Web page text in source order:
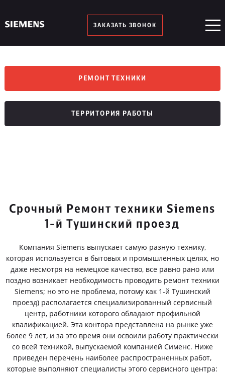
ЗАКАЗАТЬ ЗВОНОК
РЕМОНТ ТЕХНИКИ
ТЕРРИТОРИЯ РАБОТЫ
Срочный Ремонт техники Siemens
1-й Тушинский проезд
Компания Siemens выпускает самую разную технику,
которая используется в бытовых и промышленных целях, но
даже несмотря на немецкое качество, все равно рано или
поздно возникает необходимость проводить ремонт техники
Siemens; но это не проблема, потому как 1-й Тушинский
проезд) располагается специализированный сервисный
центр, работники которого обладают профильной
квалификацией. Эта контора представлена на рынке уже
более 9 лет, и за это время они освоили работу практически
со всей техникой, выпускаемой компанией Сименс. Ниже
приведен перечень наиболее распространенных работ,
которые выполняют специалисты этого сервисного центра: